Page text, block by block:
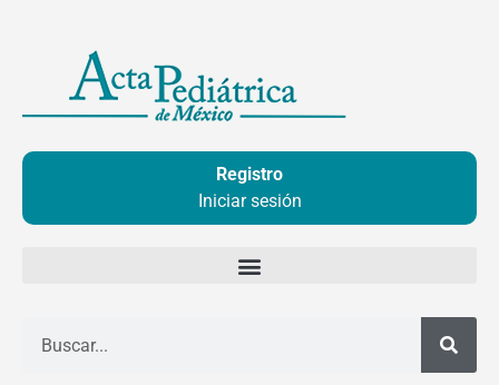
contenido
Registro
Iniciar sesión